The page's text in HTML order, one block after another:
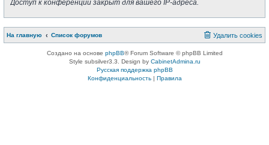
Доступ к конференции закрыт для вашего IP-адреса.
На главную Список форумов Удалить cookies
Создано на основе phpBB® Forum Software © phpBB Limited
Style subsilver3.3. Design by CabinetAdmina.ru
Русская поддержка phpBB
Конфиденциальность| Правила